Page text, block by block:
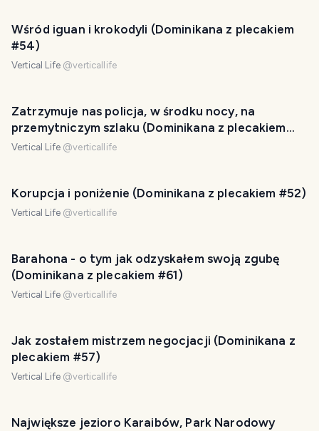
Wśród iguan i krokodyli (Dominikana z plecakiem
#54)
Vertical Life @verticallife
Zatrzymuje nas policja, w środku nocy, na
przemytniczym szlaku (Dominikana z plecakiem
#51)
Vertical Life @verticallife
Korupcja i poniżenie (Dominikana z plecakiem #52)
Vertical Life @verticallife
Barahona - o tym jak odzyskałem swoją zgubę
(Dominikana z plecakiem #61)
Vertical Life @verticallife
Jak zostałem mistrzem negocjacji (Dominikana z
plecakiem #57)
Vertical Life @verticallife
Największe jezioro Karaibów, Park Narodowy